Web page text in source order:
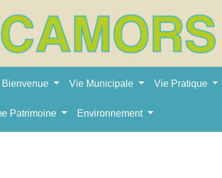
Bienvenue Vie Municipale Vie Pratique
Patrimoine Environnement